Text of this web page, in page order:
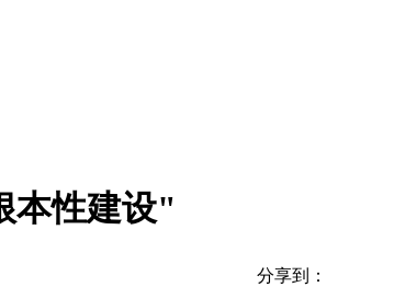
本性建设"
分享到：